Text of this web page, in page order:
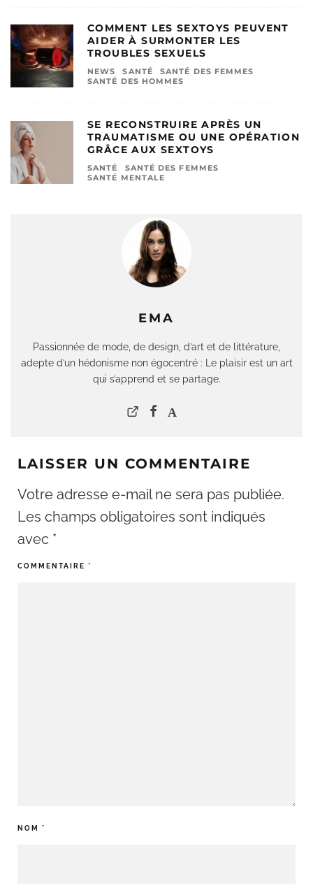
EMA
Passionnée de mode, de design, d’art et de littérature,
adepte d’un hédonisme non égocentré : Le plaisir est un art
qui s’apprend et se partage.
COMMENT LES SEXTOYS PEUVENT
AIDER À SURMONTER LES
TROUBLES SEXUELS
NEWS SANTÉ
SANTÉ DES FEMMES
SANTÉ DES HOMMES
SE RECONSTRUIRE APRÈS UN
TRAUMATISME OU UNE OPÉRATION
GRÂCE AUX SEXTOYS
SANTÉ
SANTÉ DES FEMMES
SANTÉ MENTALE
LAISSER UN COMMENTAIRE
Votre adresse e-mail ne sera pas publiée.
Les champs obligatoires sont indiqués
avec *
COMMENTAIRE *
NOM *